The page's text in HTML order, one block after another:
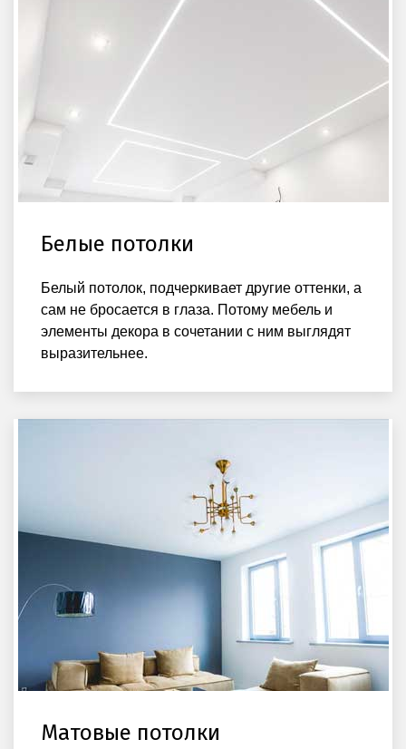
Белые потолки
Белый потолок, подчеркивает другие оттенки, а
сам не бросается в глаза. Потому мебель и
элементы декора в сочетании с ним выглядят
выразительнее.
Матовые потолки